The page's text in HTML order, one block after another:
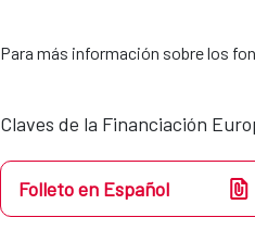
Para más información sobre los
Claves de la Financiación
Folleto en Español